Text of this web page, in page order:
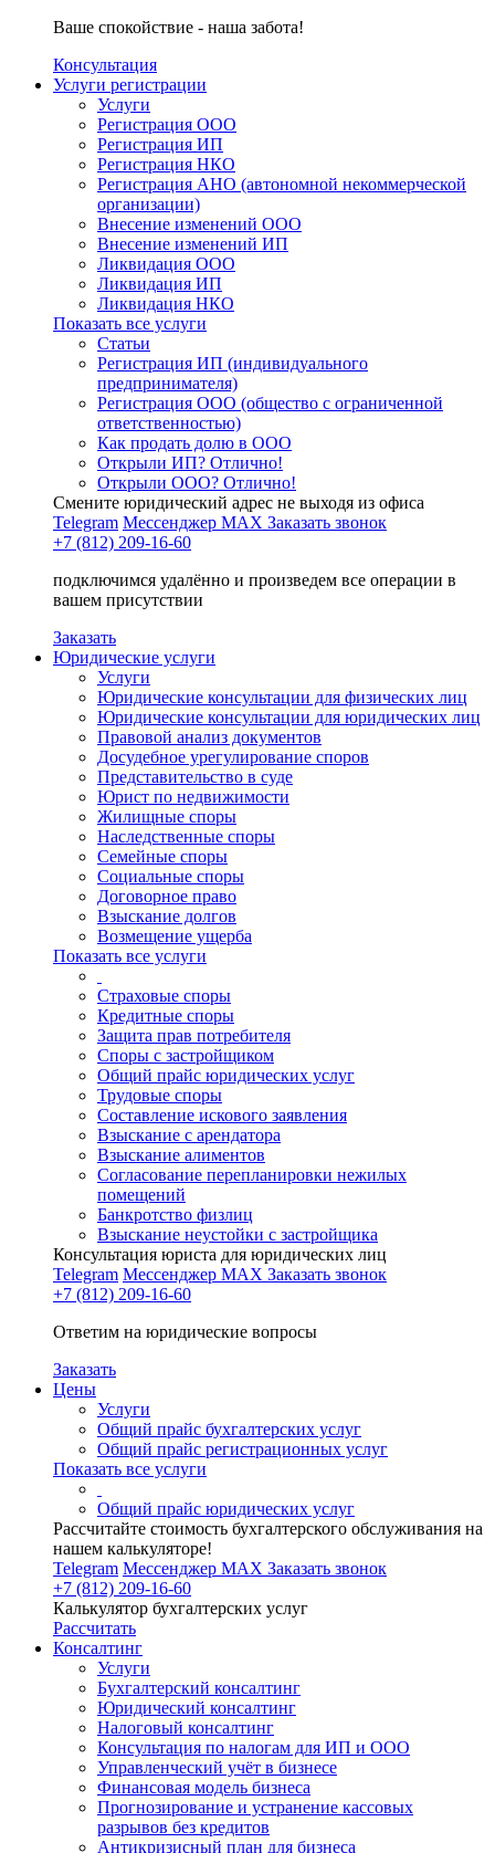
Ваше спокойствие - наша забота!
Консультация
Услуги регистрации
Услуги
Регистрация ООО
Регистрация ИП
Регистрация НКО
Регистрация АНО (автономной некоммерческой
организации)
Внесение изменений ООО
Внесение изменений ИП
Ликвидация ООО
Ликвидация ИП
Ликвидация НКО
Показать все услуги
Статьи
Регистрация ИП (индивидуального
предпринимателя)
Регистрация ООО (общество с ограниченной
ответственностью)
Как продать долю в ООО
Открыли ИП? Отлично!
Открыли ООО? Отлично!
Смените юридический адрес не выходя из офиса
Telegram Мессенджер MAX Заказать звонок
+7 (812) 209-16-60
подключимся удалённо и произведем все операции в
вашем присутствии
Заказать
Юридические услуги
Услуги
Юридические консультации для физических лиц
Юридические консультации для юридических лиц
Правовой анализ документов
Досудебное урегулирование споров
Представительство в суде
Юрист по недвижимости
Жилищные споры
Наследственные споры
Семейные споры
Социальные споры
Договорное право
Взыскание долгов
Возмещение ущерба
Показать все услуги
Страховые споры
Кредитные споры
Защита прав потребителя
Споры с застройщиком
Общий прайс юридических услуг
Трудовые споры
Составление искового заявления
Взыскание с арендатора
Взыскание алиментов
Cогласование перепланировки нежилых
помещений
Банкротство физлиц
Взыскание неустойки с застройщика
Консультация юриста для юридических лиц
Telegram Мессенджер MAX Заказать звонок
+7 (812) 209-16-60
Ответим на юридические вопросы
Заказать
Цены
Услуги
Общий прайс бухгалтерских услуг
Общий прайс регистрационных услуг
Показать все услуги
Общий прайс юридических услуг
Рассчитайте стоимость бухгалтерского обслуживания на
нашем калькуляторе!
Telegram Мессенджер MAX Заказать звонок
+7 (812) 209-16-60
Калькулятор бухгалтерских услуг
Рассчитать
Консалтинг
Услуги
Бухгалтерский консалтинг
Юридический консалтинг
Налоговый консалтинг
Консультация по налогам для ИП и ООО
Управленческий учёт в бизнесе
Финансовая модель бизнеса
Прогнозирование и устранение кассовых
разрывов без кредитов
Антикризисный план для бизнеса